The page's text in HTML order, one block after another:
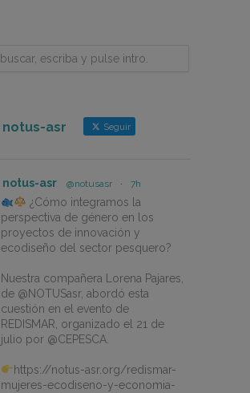
notus-asr Seguir
notus-asr @notusasr · 7h
¿Cómo integramos la
perspectiva de género en los
proyectos de innovación y
ecodiseño del sector pesquero?
Nuestra compañera Lorena Pajares,
de @NOTUSasr, abordó esta
cuestión en el evento de
REDISMAR, organizado el 21 de
julio por @CEPESCA.
https://notus-asr.org/redismar-
mujeres-ecodiseno-y-economia-